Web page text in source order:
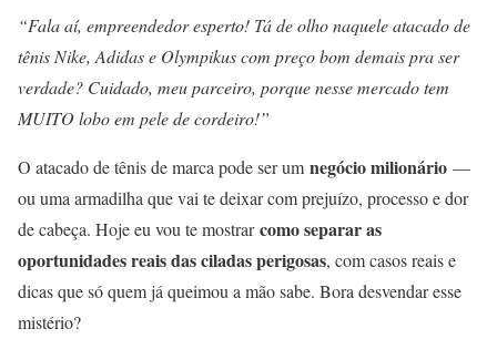
“Fala aí, empreendedor esperto! Tá de olho naquele atacado de
tênis Nike, Adidas e Olympikus com preço bom demais pra ser
verdade? Cuidado, meu parceiro, porque nesse mercado tem
MUITO lobo em pele de cordeiro!”
O atacado de tênis de marca pode ser um negócio milionário —
ou uma armadilha que vai te deixar com prejuízo, processo e dor
de cabeça. Hoje eu vou te mostrarcomo separar as
oportunidades reais das ciladas perigosas, com casos reais e
dicas que só quem já queimou a mão sabe. Bora desvendar esse
mistério?